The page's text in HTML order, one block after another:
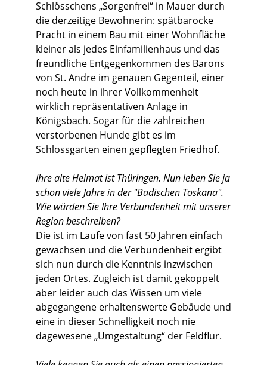
Schlösschens „Sorgenfrei“ in Mauer durch
die derzeitige Bewohnerin: spätbarocke
Pracht in einem Bau mit einer Wohnfläche
kleiner als jedes Einfamilienhaus und das
freundliche Entgegenkommen des Barons
von St. Andre im genauen Gegenteil, einer
noch heute in ihrer Vollkommenheit
wirklich repräsentativen Anlage in
Königsbach. Sogar für die zahlreichen
verstorbenen Hunde gibt es im
Schlossgarten einen gepflegten Friedhof.
Ihre alte Heimat ist Thüringen. Nun leben Sie ja
schon viele Jahre in der "Badischen Toskana".
Wie würden Sie Ihre Verbundenheit mit unserer
Region beschreiben?
Die ist im Laufe von fast 50 Jahren einfach
gewachsen und die Verbundenheit ergibt
sich nun durch die Kenntnis inzwischen
jeden Ortes. Zugleich ist damit gekoppelt
aber leider auch das Wissen um viele
abgegangene erhaltenswerte Gebäude und
eine in dieser Schnelligkeit noch nie
dagewesene „Umgestaltung“ der Feldflur.